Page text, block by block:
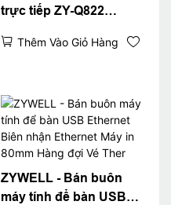
trực tiếp ZY-Q822
Thêm Vào Giỏ Hàng
ZYWELL - Bán buôn
máy tính để bàn USB